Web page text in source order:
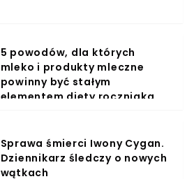
5 powodów, dla których
mleko i produkty mleczne
powinny być stałym
elementem diety roczniaka
Sprawa śmierci Iwony Cygan.
Dziennikarz śledczy o nowych
wątkach